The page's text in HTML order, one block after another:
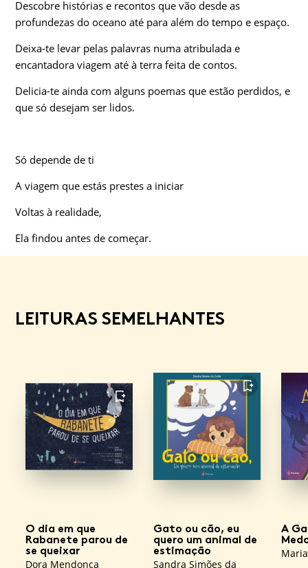
Descobre histórias e recontos que vão desde as
profundezas do oceano até para além do tempo e espaço.
Deixa-te levar pelas palavras numa atribulada e
encantadora viagem até à terra feita de contos.
Delicia-te ainda com alguns poemas que estão perdidos, e
que só desejam ser lidos.
Só depende de ti
A viagem que estás prestes a iniciar
Voltas à realidade,
Ela findou antes de começar.
LEITURAS SEMELHANTES
FAVORITO
O dia em que
Rabanete parou de
se queixar
Dora Mendonça
FAVORITO
Gato ou cão, eu
quero um animal de
estimação
Sandra Simões da
A